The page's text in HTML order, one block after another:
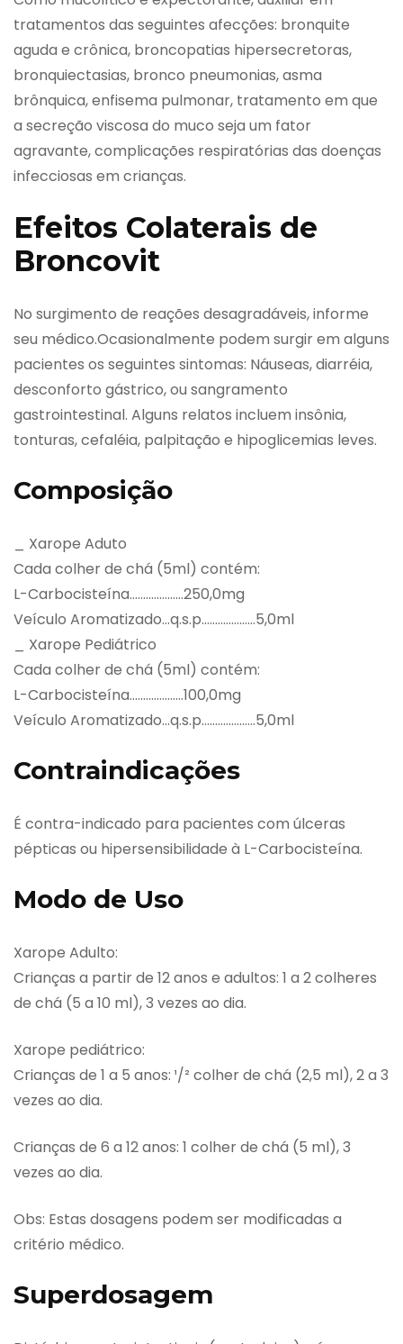
tratamentos das seguintes afecções: bronquite
aguda e crônica, broncopatias hipersecretoras,
bronquiectasias, bronco pneumonias, asma
brônquica, enfisema pulmonar, tratamento em que
a secreção viscosa do muco seja um fator
agravante, complicações respiratórias das doenças
infecciosas em crianças.
Efeitos Colaterais de
Broncovit
No surgimento de reações desagradáveis, informe
seu médico.Ocasionalmente podem surgir em alguns
pacientes os seguintes sintomas: Náuseas, diarréia,
desconforto gástrico, ou sangramento
gastrointestinal. Alguns relatos incluem insônia,
tonturas, cefaléia, palpitação e hipoglicemias leves.
Composição
_ Xarope Aduto
Cada colher de chá (5ml) contém:
L-Carbocisteína………………..250,0mg
Veículo Aromatizado…q.s.p………………..5,0ml
_ Xarope Pediátrico
Cada colher de chá (5ml) contém:
L-Carbocisteína………………..100,0mg
Veículo Aromatizado…q.s.p………………..5,0ml
Contraindicações
É contra-indicado para pacientes com úlceras
pépticas ou hipersensibilidade à L-Carbocisteína.
Modo de Uso
Xarope Adulto:
Crianças a partir de 12 anos e adultos: 1 a 2 colheres
de chá (5 a 10 ml), 3 vezes ao dia.
Xarope pediátrico:
Crianças de 1 a 5 anos: ¹/² colher de chá (2,5 ml), 2 a 3
vezes ao dia.
Crianças de 6 a 12 anos: 1 colher de chá (5 ml), 3
vezes ao dia.
Obs: Estas dosagens podem ser modificadas a
critério médico.
Superdosagem